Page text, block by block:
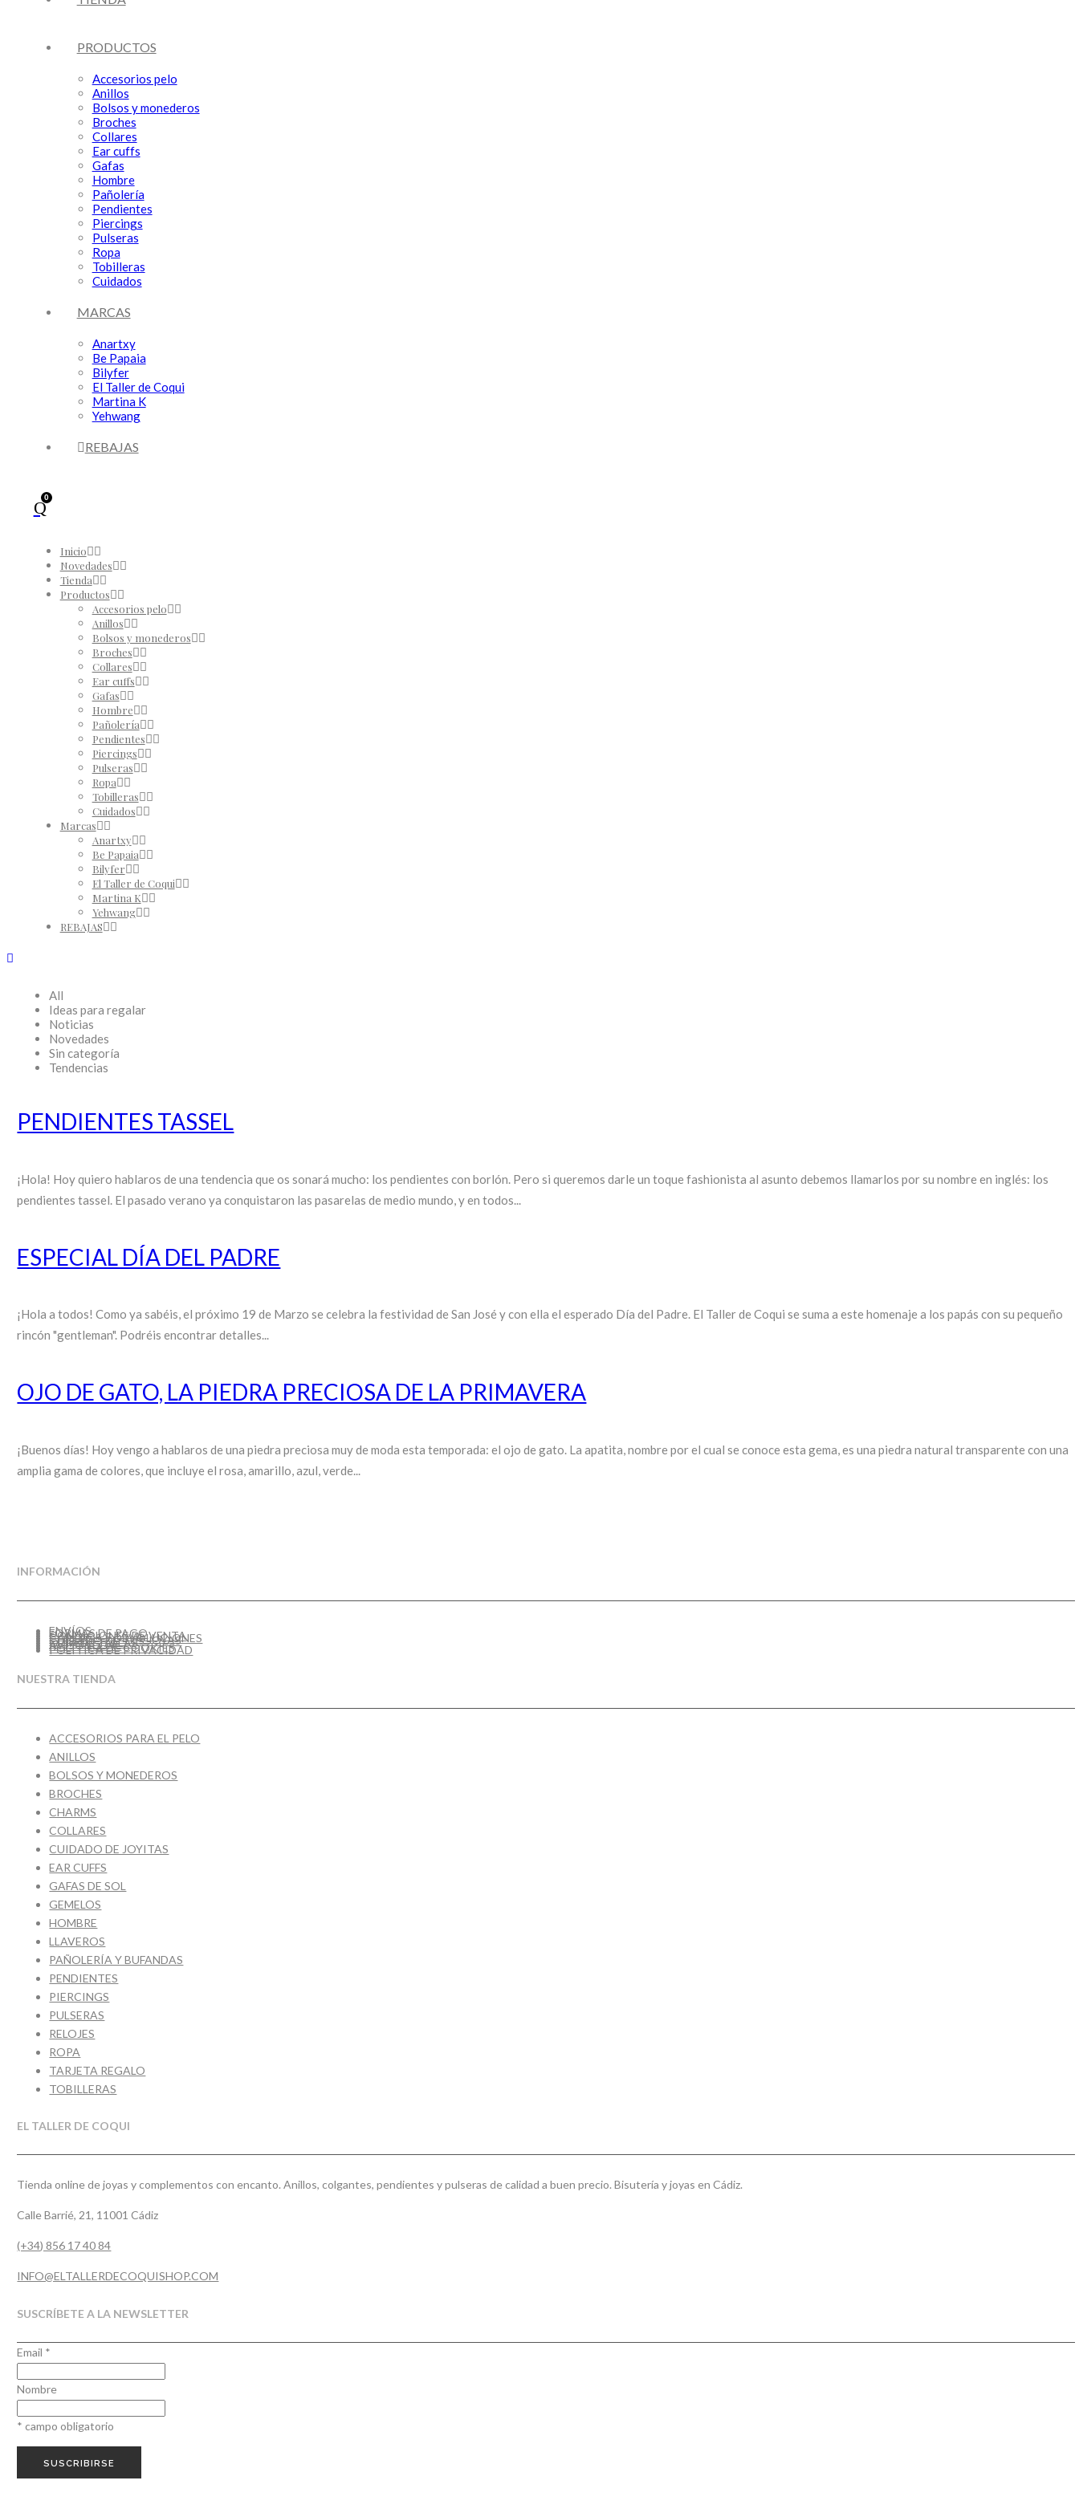
PRODUCTOS
Accesorios pelo
Anillos
Bolsos y monederos
Broches
Collares
Ear cuffs
Gafas
Hombre
Pañolería
Pendientes
Piercings
Pulseras
Ropa
Tobilleras
Cuidados
MARCAS
Anartxy
Be Papaia
Bilyfer
El Taller de Coqui
Martina K
Yehwang
REBAJAS
0
Inicio
Novedades
Tienda
Productos
Accesorios pelo
Anillos
Bolsos y monederos
Broches
Collares
Ear cuffs
Gafas
Hombre
Pañolería
Pendientes
Piercings
Pulseras
Ropa
Tobilleras
Cuidados
Marcas
Anartxy
Be Papaia
Bilyfer
El Taller de Coqui
Martina K
Yehwang
REBAJAS
All
Ideas para regalar
Noticias
Novedades
Sin categoría
Tendencias
PENDIENTES TASSEL
¡Hola! Hoy quiero hablaros de una tendencia que os sonará mucho: los pendientes con borlón. Pero si queremos darle un toque fashionista al asunto debemos llamarlos por su nombre en inglés: los
pendientes tassel. El pasado verano ya conquistaron las pasarelas de medio mundo, y en todos...
ESPECIAL DÍA DEL PADRE
¡Hola a todos! Como ya sabéis, el próximo 19 de Marzo se celebra la festividad de San José y con ella el esperado Día del Padre. El Taller de Coqui se suma a este homenaje a los papás con su pequeño
rincón "gentleman". Podréis encontrar detalles...
OJO DE GATO, LA PIEDRA PRECIOSA DE LA PRIMAVERA
¡Buenos días! Hoy vengo a hablaros de una piedra preciosa muy de moda esta temporada: el ojo de gato. La apatita, nombre por el cual se conoce esta gema, es una piedra natural transparente con una
amplia gama de colores, que incluye el rosa, amarillo, azul, verde...
INFORMACIÓN
ENVÍOS
FORMAS DE PAGO
CONDICIONES DE VENTA
CAMBIOS Y DEVOLUCIONES
CUIDADO DE TUS JOYAS
GUÍA DE TALLAS
AVISO LEGAL
POLÍTICA DE COOKIES
POLÍTICA DE PRIVACIDAD
NUESTRA TIENDA
ACCESORIOS PARA EL PELO
ANILLOS
BOLSOS Y MONEDEROS
BROCHES
CHARMS
COLLARES
CUIDADO DE JOYITAS
EAR CUFFS
GAFAS DE SOL
GEMELOS
HOMBRE
LLAVEROS
PAÑOLERÍA Y BUFANDAS
PENDIENTES
PIERCINGS
PULSERAS
RELOJES
ROPA
TARJETA REGALO
TOBILLERAS
EL TALLER DE COQUI
Tienda online de joyas y complementos con encanto. Anillos, colgantes, pendientes y pulseras de calidad a buen precio. Bisutería y joyas en Cádiz.
Calle Barrié, 21, 11001 Cádiz
(+34) 856 17 40 84
INFO@ELTALLERDECOQUISHOP.COM
SUSCRÍBETE A LA NEWSLETTER
Email *
Nombre
* campo obligatorio